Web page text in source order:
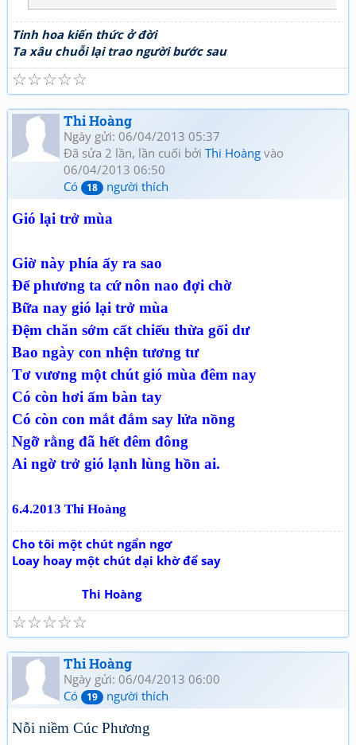
Tinh hoa kiến thức ở đời
Ta xâu chuỗi lại trao người bước sau
☆
☆
☆
☆
☆
Thi Hoàng
Ngày gửi: 06/04/2013 05:37
Đã sửa 2 lần, lần cuối bởi Thi Hoàng vào
06/04/2013 06:50
Có
18 người thích
Gió lại trở mùa
Giờ này phía ấy ra sao
Để phương ta cứ nôn nao đợi chờ
Bữa nay gió lại trở mùa
Đệm chăn sớm cất chiếu thừa gối dư
Bao ngày con nhện tương tư
Tơ vương một chút gió mùa đêm nay
Có còn hơi ấm bàn tay
Có còn con mắt đắm say lửa nồng
Ngỡ rằng đã hết đêm đông
Ai ngờ trở gió lạnh lùng hồn ai.
6.4.2013 Thi Hoàng
Cho tôi một chút ngẩn ngơ
Loay hoay một chút dại khờ để say
Thi Hoàng
☆
☆
☆
☆
☆
Thi Hoàng
Ngày gửi: 06/04/2013 06:00
Có
19 người thích
Nỗi niềm Cúc Phương